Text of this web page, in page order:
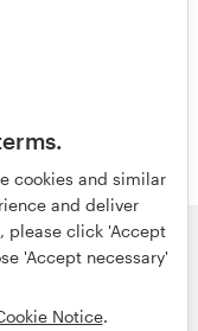
cookies and similar
and deliver
please click 'Accept
'Accept necessary'
Notice.